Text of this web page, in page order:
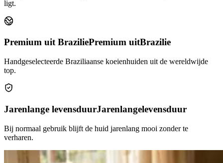
ligt.
Premium uit BraziliePremium uitBrazilie
Handgeselecteerde Braziliaanse koeienhuiden uit de wereldwijde
top.
Jarenlange levensduurJarenlangelevensduur
Bij normaal gebruik blijft de huid jarenlang mooi zonder te
verharen.